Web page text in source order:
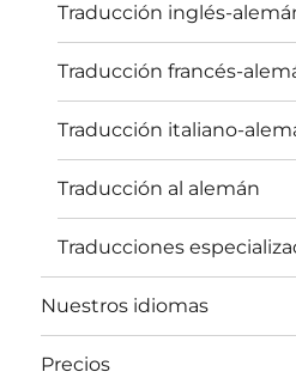
Traducción inglés-
Traducción francés-
Traducción italiano-
Traducción al alemán
Traducciones
Nuestros idiomas
Precios